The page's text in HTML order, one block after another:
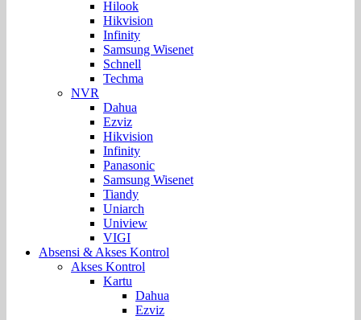
Hilook
Hikvision
Infinity
Samsung Wisenet
Schnell
Techma
NVR
Dahua
Ezviz
Hikvision
Infinity
Panasonic
Samsung Wisenet
Tiandy
Uniarch
Uniview
VIGI
Absensi & Akses Kontrol
Akses Kontrol
Kartu
Dahua
Ezviz